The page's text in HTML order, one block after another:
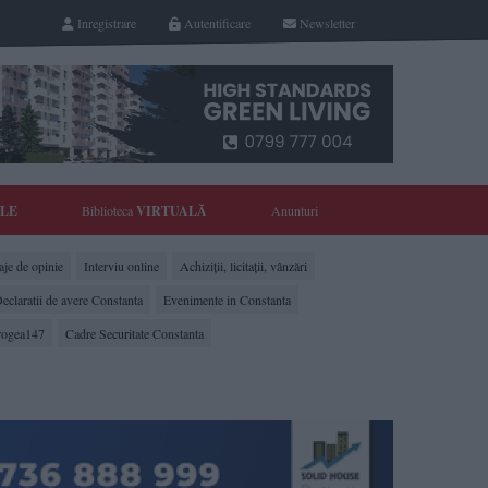
Newsletter
Autentificare
Inregistrare
BibliotecaVIRTUALĂ Anunturi
de opinie Interviu online
Achiziții, licitații, vânzări
de avere Constanta
Evenimente in Constanta
Cadre Securitate Constanta